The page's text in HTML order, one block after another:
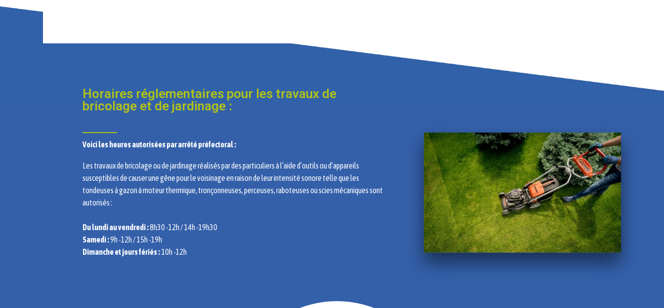
Horaires réglementaires pour les travaux de
bricolage et de jardinage :
Voici les heures autorisées par arrêté préfectoral :
Les travaux de bricolage ou de jardinage réalisés par des particuliers à l’aide d’outils ou d’appareils
susceptibles de causer une gêne pour le voisinage en raison de leur intensité sonore telle que les
tondeuses à gazon à moteur thermique, tronçonneuses, perceuses, raboteuses ou scies mécaniques sont
autorisés :
Du lundi au vendredi :8h30 -12h / 14h -19h30
Samedi :9h -12h / 15h -19h
Dimanche et jours fériés :10h -12h